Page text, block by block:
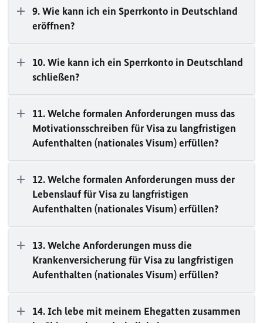
9. Wie kann ich ein Sperrkonto in Deutschland
eröffnen?
10. Wie kann ich ein Sperrkonto in Deutschland
schließen?
11. Welche formalen Anforderungen muss das
Motivationsschreiben für Visa zu langfristigen
Aufenthalten (nationales Visum) erfüllen?
12. Welche formalen Anforderungen muss der
Lebenslauf für Visa zu langfristigen
Aufenthalten (nationales Visum) erfüllen?
13. Welche Anforderungen muss die
Krankenversicherung für Visa zu langfristigen
Aufenthalten (nationales Visum) erfüllen?
14. Ich lebe mit meinem Ehegatten zusammen